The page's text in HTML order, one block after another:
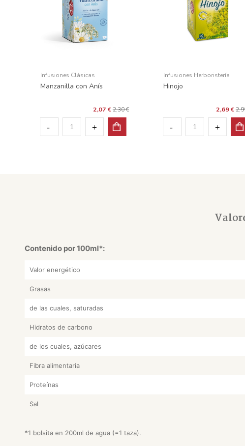
Infusiones Clásicas
Manzanilla con Anís
2,07 € 2,30 €
Infusiones Herboristería
Hinojo
2,69 €
Contenido por 100ml*:
Valor energético
Grasas
de las cuales, saturadas
Hidratos de carbono
de los cuales, azúcares
Fibra alimentaria
Proteínas
Sal
*1 bolsita en 200ml de agua (=1 taza).